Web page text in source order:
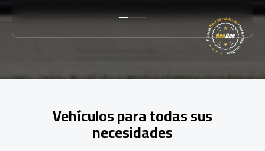
Vehículos para todas sus
necesidades